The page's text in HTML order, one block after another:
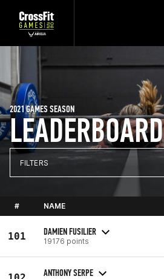
LEADERBOARD
2021 GAMES SEASON
FILTERS
# NAME
101 DAMIEN FUSILIER
19176 points
ANTHONY SERPE